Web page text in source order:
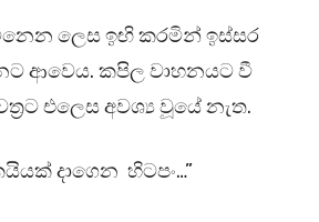
ලෙස ඉඟි කරමින් ඉස්සර
ආවෙය. කපිල වාහනයට වී
එලෙස අවශ්‍ය වූයේ නැත.
දාගෙන හිටපං…”